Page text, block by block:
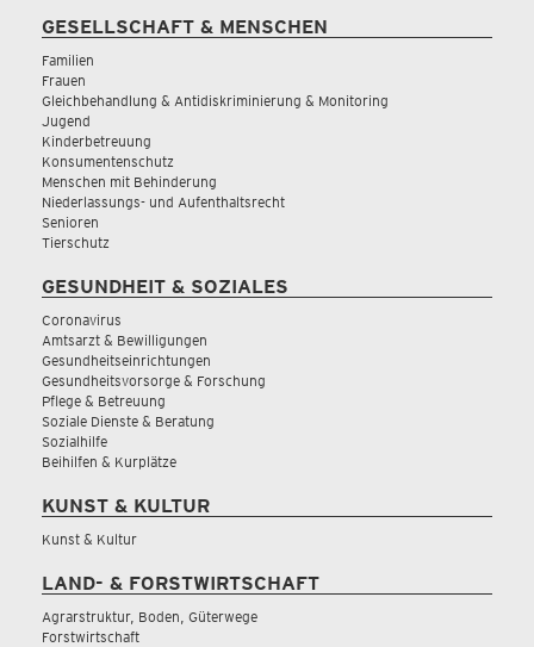
GESELLSCHAFT & MENSCHEN
Familien
Frauen
Gleichbehandlung & Antidiskriminierung & Monitoring
Jugend
Kinderbetreuung
Konsumentenschutz
Menschen mit Behinderung
Niederlassungs- und Aufenthaltsrecht
Senioren
Tierschutz
GESUNDHEIT & SOZIALES
Coronavirus
Amtsarzt & Bewilligungen
Gesundheitseinrichtungen
Gesundheitsvorsorge & Forschung
Pflege & Betreuung
Soziale Dienste & Beratung
Sozialhilfe
Beihilfen & Kurplätze
KUNST & KULTUR
Kunst & Kultur
LAND- & FORSTWIRTSCHAFT
Agrarstruktur, Boden, Güterwege
Forstwirtschaft